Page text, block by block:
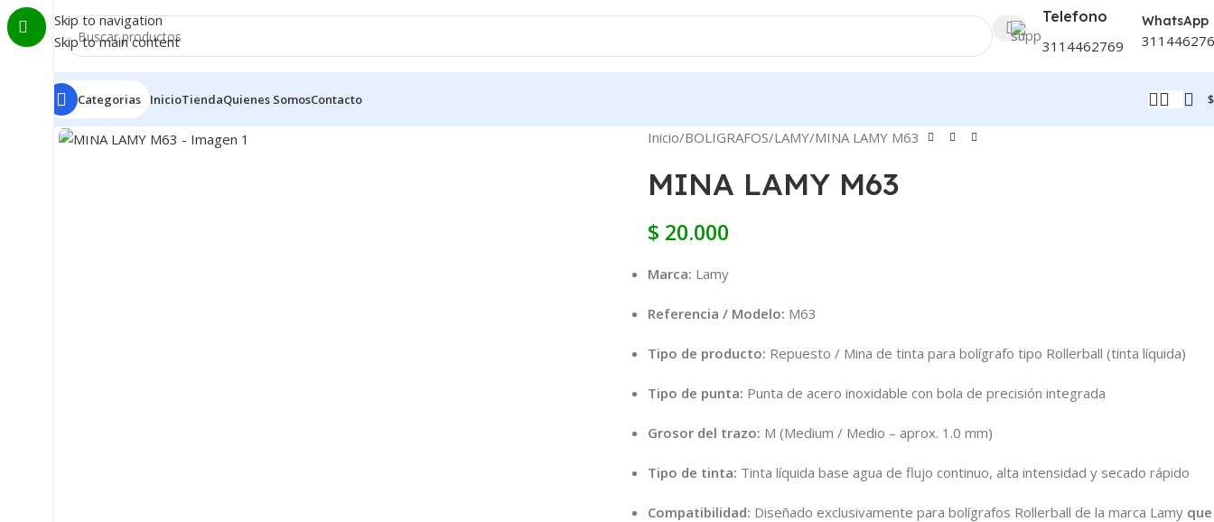
Skip to navigation
Skip to main content
Telefono
3114462769
WhatsApp
Categorias InicioTiendaQuienes SomosContacto
$
Clic para ampliar
Inicio BOLIGRAFOS LAMY MINA LAMY M63
MINA LAMY M63
$ 20.000
Marca: Lamy
Referencia / Modelo: M63
Tipo de producto: Repuesto / Mina de tinta para bolígrafo tipo Rollerball (tinta líquida)
Tipo de punta: Punta de acero inoxidable con bola de precisión integrada
Grosor del trazo: M (Medium / Medio – aprox. 1.0 mm)
Tipo de tinta: Tinta líquida base agua de flujo continuo, alta intensidad y secado rápido
Compatibilidad: Diseñado exclusivamente para bolígrafos Rollerball de la marca Lamy que